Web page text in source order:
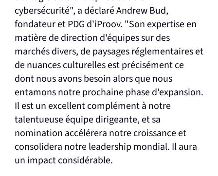
cybersécurité", a déclaré Andrew Bud,
fondateur et PDG d'iProov. "Son expertise en
matière de direction d'équipes sur des
marchés divers, de paysages réglementaires et
de nuances culturelles est précisément ce
dont nous avons besoin alors que nous
entamons notre prochaine phase d'expansion.
Il est un excellent complément à notre
talentueuse équipe dirigeante, et sa
nomination accélérera notre croissance et
consolidera notre leadership mondial. Il aura
un impact considérable.